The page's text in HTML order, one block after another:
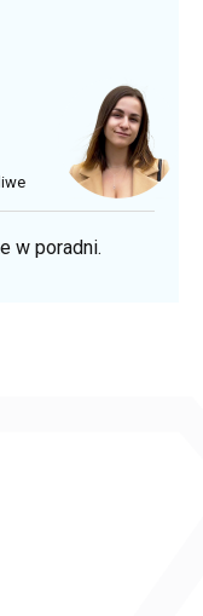
w poradni.